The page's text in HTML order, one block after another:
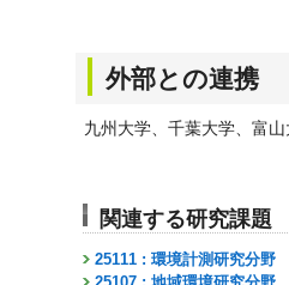
外部との連携
九州大学、千葉大学、富
関連する研究課題
25111 : 環境計測研究分野